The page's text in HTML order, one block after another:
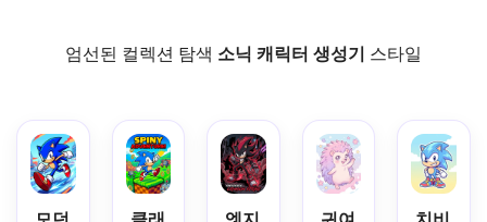
엄선된 컬렉션 탐색 소닉 캐릭터 생성기 스타일